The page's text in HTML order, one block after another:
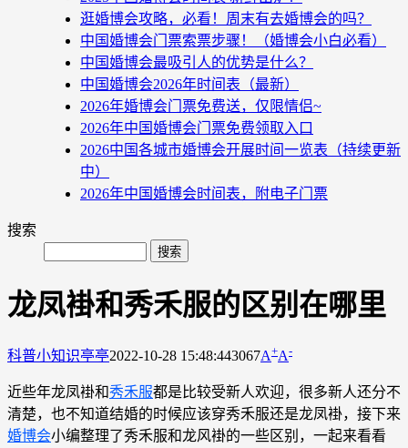
逛婚博会攻略，必看！周末有去婚博会的吗？
中国婚博会门票索票步骤！（婚博会小白必看）
中国婚博会最吸引人的优势是什么？
中国婚博会2026年时间表（最新）
2026年婚博会门票免费送，仅限情侣~
2026年中国婚博会门票免费领取入口
2026中国各城市婚博会开展时间一览表（持续更新
中）
2026年中国婚博会时间表，附电子门票
搜索
龙凤褂和秀禾服的区别在哪里
科普小知识亭亭2022-10-28 15:48:443067A+A-
近些年龙凤褂和秀禾服都是比较受新人欢迎，很多新人还分不
清楚，也不知道结婚的时候应该穿秀禾服还是龙凤褂，接下来
婚博会小编整理了秀禾服和龙风褂的一些区别，一起来看看